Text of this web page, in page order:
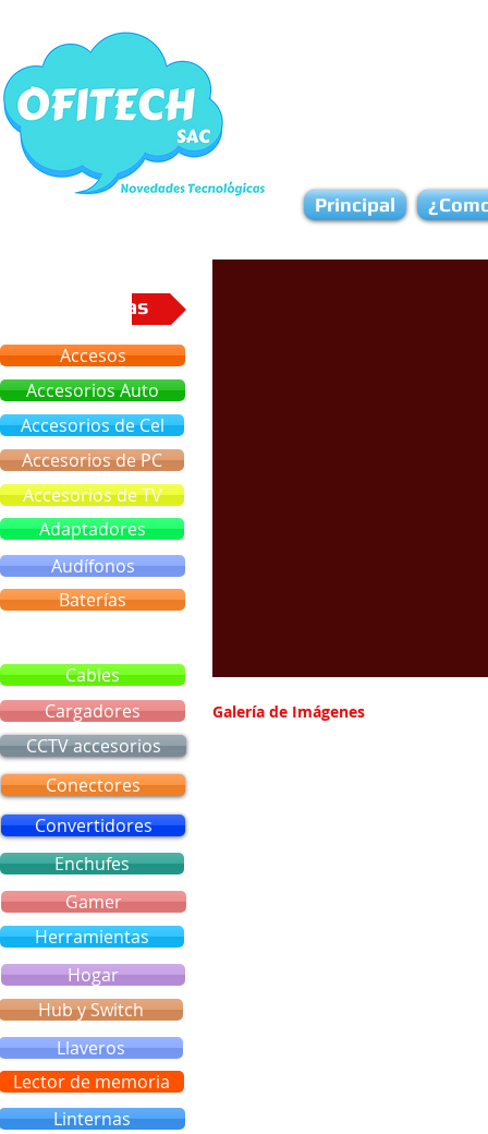
Galería de Imágenes
Categorias
Accesorios de PC
Accesorios de TV
Audífonos
Cables
Adaptadores
Accesorios de Cel
Baterías
Cargadores
Accesorios Auto
Accesos
Principal
Convertidores
CCTV accesorios
Enchufes
Conectores
Gamer
Herramientas
Hogar
Hub y Switch
Llaveros
Lector de memoria
Linternas